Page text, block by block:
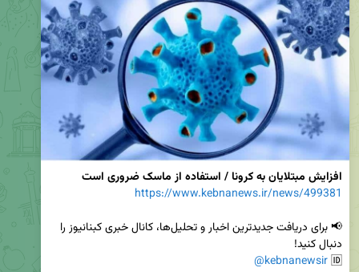
افزایش مبتلایان به کرونا / استفاده از ماسک ضروری است
https://www.kebnanews.ir/news/499381
🆔
@kebnanewsir